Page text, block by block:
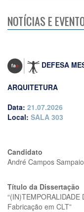
NOTÍCIAS E
DEFESA
ARQUITETURA
Data: 21.07.2026
Local: SALA 303
Candidato
André Campos Sampaio
Título da Dissertação
Fabricação em CLT”